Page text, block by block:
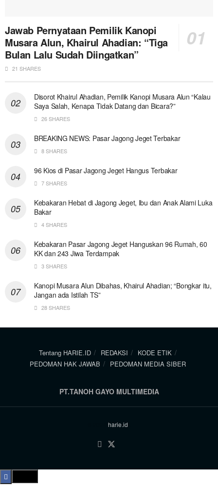
Jawab Pernyataan Pemilik Kanopi
Musara Alun, Khairul Ahadian: “Tiga
Bulan Lalu Sudah Diingatkan”
21 SHARES
Disorot Khairul Ahadian, Pemilik Kanopi Musara Alun “Kalau
Saya Salah, Kenapa Tidak Datang dan Bicara?”
26 SHARES
BREAKING NEWS: Pasar Jagong Jeget Terbakar
8 SHARES
96 Kios di Pasar Jagong Jeget Hangus Terbakar
7 SHARES
Kebakaran Hebat di Jagong Jeget, Ibu dan Anak Alami Luka
Bakar
4 SHARES
Kebakaran Pasar Jagong Jeget Hanguskan 96 Rumah, 60
KK dan 243 Jiwa Terdampak
3 SHARES
Kanopi Musara Alun Dibahas, Khairul Ahadian; “Bongkar itu,
Jangan ada Istilah TS”
28 SHARES
Tentang HARIE.ID REDAKSI
KODE ETIK
PEDOMAN HAK JAWAB
PEDOMAN MEDIA SIBER
PT.TANOH GAYO MULTIMEDIA
harie.id